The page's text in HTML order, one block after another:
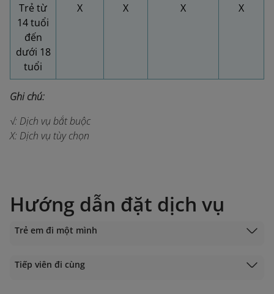
Trẻ từ
14 tuổi
đến
dưới 18
tuổi
X X X X
Ghi chú:
√: Dịch vụ bắt buộc
X: Dịch vụ tùy chọn
Hướng dẫn đặt dịch vụ
Trẻ em đi một mình
Tiếp viên đi cùng